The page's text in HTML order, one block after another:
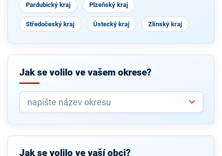
Pardubický kraj Plzeňský kraj
Středočeský kraj Ústecký kraj Zlínský kraj
Jak se volilo ve vašem okrese?
Jak se volilo ve vaší obci?